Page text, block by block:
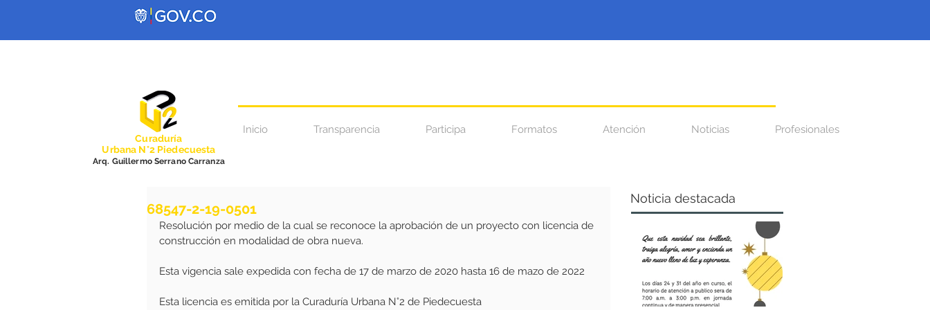
Inicio Transparencia Participa Formatos Atención Noticias Profesionales
Curaduría
Urbana N°2 Piedecuesta
Arq. Guillermo Serrano Carranza
68547-2-19-0501
Resolución por medio de la cual se reconoce la aprobación de un proyecto con licencia de
construcción en modalidad de obra nueva.
Esta vigencia sale expedida con fecha de 17 de marzo de 2020 hasta 16 de mazo de 2022
Esta licencia es emitida por la Curaduría Urbana N°2 de Piedecuesta
Noticia destacada